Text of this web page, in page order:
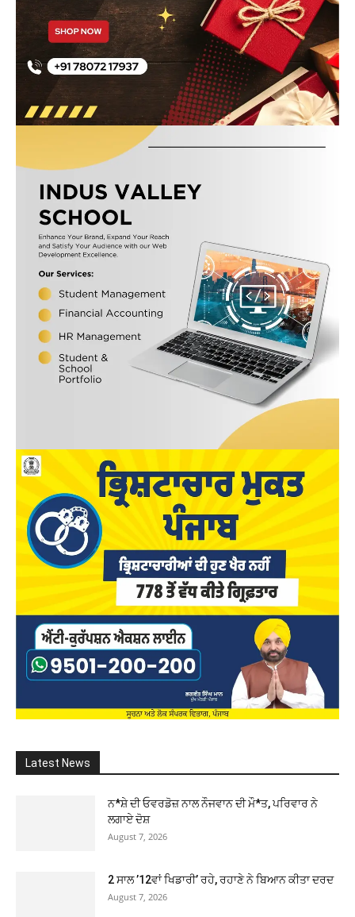
Latest News
ਨ*ਸ਼ੇ ਦੀ ਓਵਰਡੋਜ਼ ਨਾਲ ਨੌਜਵਾਨ ਦੀ ਮੌ*ਤ, ਪਰਿਵਾਰ ਨੇ
ਲਗਾਏ ਦੋਸ਼
August 7, 2026
2 ਸਾਲ ’12ਵਾਂ ਖਿਡਾਰੀ’ ਰਹੇ, ਰਹਾਣੇ ਨੇ ਬਿਆਨ ਕੀਤਾ ਦਰਦ
August 7, 2026